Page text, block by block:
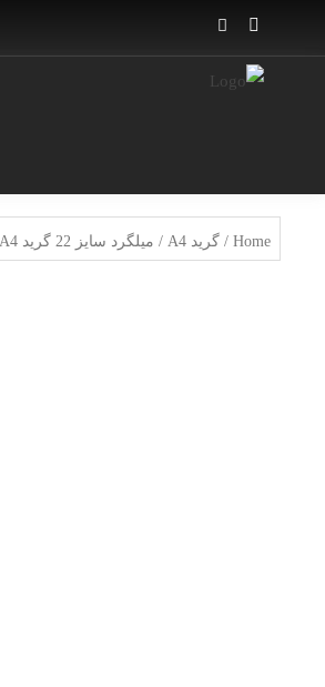
Home
/ گرید A4 / میلگرد سایز 22 گرید A4